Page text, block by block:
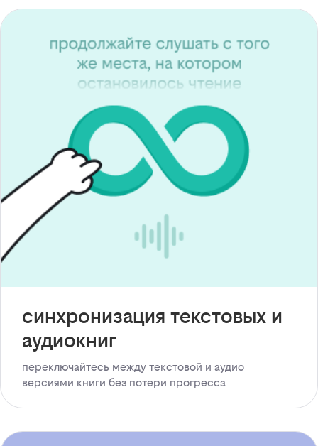
синхронизация текстовых и
аудиокниг
переключайтесь между текстовой и аудио
версиями книги без потери прогресса